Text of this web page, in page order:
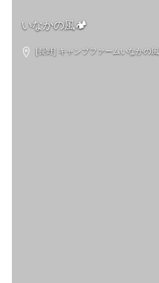
いなかの風🏕
[長野] キャンプファームいなかの風